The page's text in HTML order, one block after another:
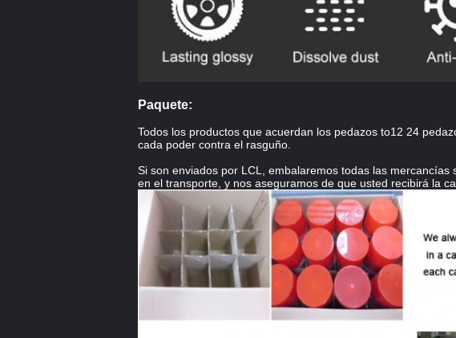
Paquete:
Todos los productos que acuerdan los pedazos to12 24
cada poder contra el rasguño.
Si son enviados por LCL, embalaremos todas las
en el transporte, y nos aseguramos de que usted recibirá la